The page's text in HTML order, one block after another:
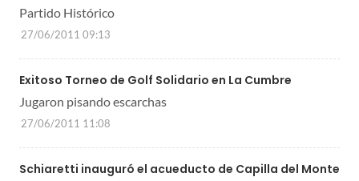
Partido Histórico
27/06/2011 09:13
Exitoso Torneo de Golf Solidario en La Cumbre
Jugaron pisando escarchas
27/06/2011 11:08
Schiaretti inauguró el acueducto de Capilla del Monte